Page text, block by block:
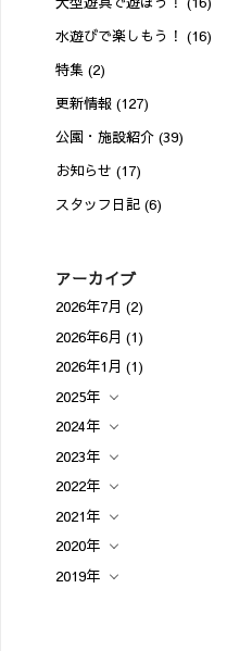
水遊びで楽しもう！ (16)
特集 (2)
更新情報 (127)
公園・施設紹介 (39)
お知らせ (17)
スタッフ日記 (6)
アーカイブ
2026年7月 (2)
2026年6月 (1)
2026年1月 (1)
2025年
2024年
2023年
2022年
2021年
2020年
2019年